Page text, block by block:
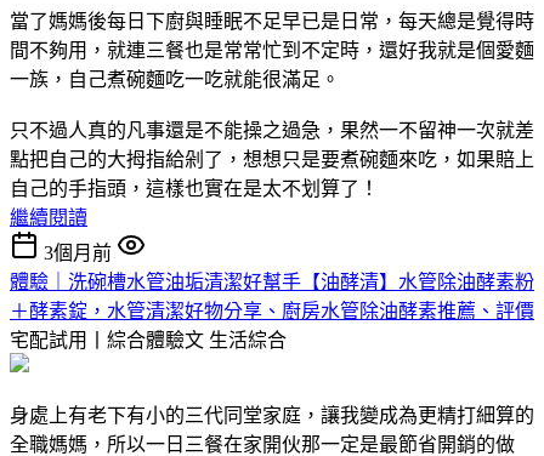
當了媽媽後每日下廚與睡眠不足早已是日常，每天總是覺得時
間不夠用，就連三餐也是常常忙到不定時，還好我就是個愛麵
一族，自己煮碗麵吃一吃就能很滿足。
只不過人真的凡事還是不能操之過急，果然一不留神一次就差
點把自己的大拇指給剁了，想想只是要煮碗麵來吃，如果賠上
自己的手指頭，這樣也實在是太不划算了！
繼續閱讀
3個月前
體驗｜洗碗槽水管油垢清潔好幫手【油酵清】水管除油酵素粉
＋酵素錠，水管清潔好物分享、廚房水管除油酵素推薦、評價
宅配試用丨綜合體驗文 生活綜合
身處上有老下有小的三代同堂家庭，讓我變成為更精打細算的
全職媽媽，所以一日三餐在家開伙那一定是最節省開銷的做